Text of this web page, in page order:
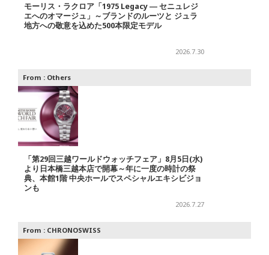
モーリス・ラクロア「1975 Legacy ― セニュレジ
エへのオマージュ」～ブランドのルーツと ジュラ
地方への敬意を込めた500本限定モデル
2026.7.30
From : Others
「第29回三越ワールドウォッチフェア」8月5日(水)
より日本橋三越本店で開幕～年に一度の時計の祭
典、本館1階 中央ホールでスペシャルエキシビジョ
ンも
2026.7.27
From : CHRONOSWISS